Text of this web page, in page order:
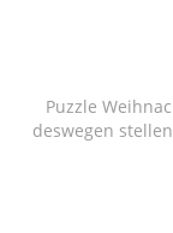
Puzzle
deswegen